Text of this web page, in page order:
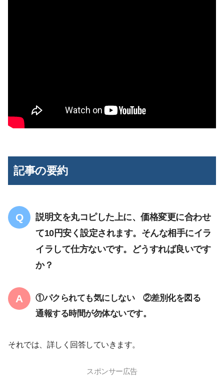
記事の要約
説明文を丸コピした上に、価格変更に合わせ
て10円安く設定されます。そんな相手にイラ
イラして仕方ないです。どうすれば良いです
か？
①パクられても気にしない ②差別化を図る
通報する時間が勿体ないです。
それでは、詳しく回答していきます。
スポンサー広告